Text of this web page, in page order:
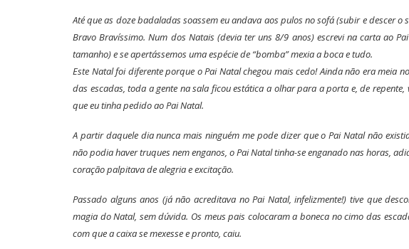
Até que as doze badaladas soassem eu andava aos pulos no sofá (subir e descer
Bravo Bravíssimo. Num dos Natais (devia ter uns 8/9 anos) escrevi na carta ao
tamanho) e se apertássemos uma espécie de “bomba” mexia a boca e tudo.
Este Natal foi diferente porque o Pai Natal chegou mais cedo! Ainda não era meia
das escadas, toda a gente na sala ficou estática a olhar para a porta e, de
que eu tinha pedido ao Pai Natal.
A partir daquele dia nunca mais ninguém me pode dizer que o Pai Natal não
não podia haver truques nem enganos, o Pai Natal tinha-se enganado nas horas,
coração palpitava de alegria e excitação.
Passado alguns anos (já não acreditava no Pai Natal, infelizmente!) tive que
magia do Natal, sem dúvida. Os meus pais colocaram a boneca no cimo das
com que a caixa se mexesse e pronto, caiu.